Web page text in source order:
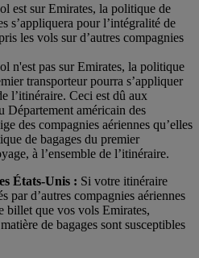
est sur Emirates, la politique de
s’appliquera pour l’intégralité de
les vols sur d’autres compagnies
n'est pas sur Emirates, la politique
transporteur pourra s’appliquer
l’itinéraire. Ceci est dû aux
Département américain des
des compagnies aériennes qu’elles
de bagages du premier
à l’ensemble de l’itinéraire.
États-Unis : Si votre itinéraire
par d’autres compagnies aériennes
billet que vos vols Emirates,
de bagages sont susceptibles